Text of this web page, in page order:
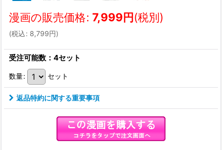
漫画の販売価格: 7,999円(税別)
(税込: 8,799円)
受注可能数：4セット
数量: セット
返品特約に関する重要事項